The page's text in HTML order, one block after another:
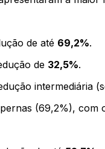
de até 69,2%.
de 32,5%.
intermediária
(69,2%), com